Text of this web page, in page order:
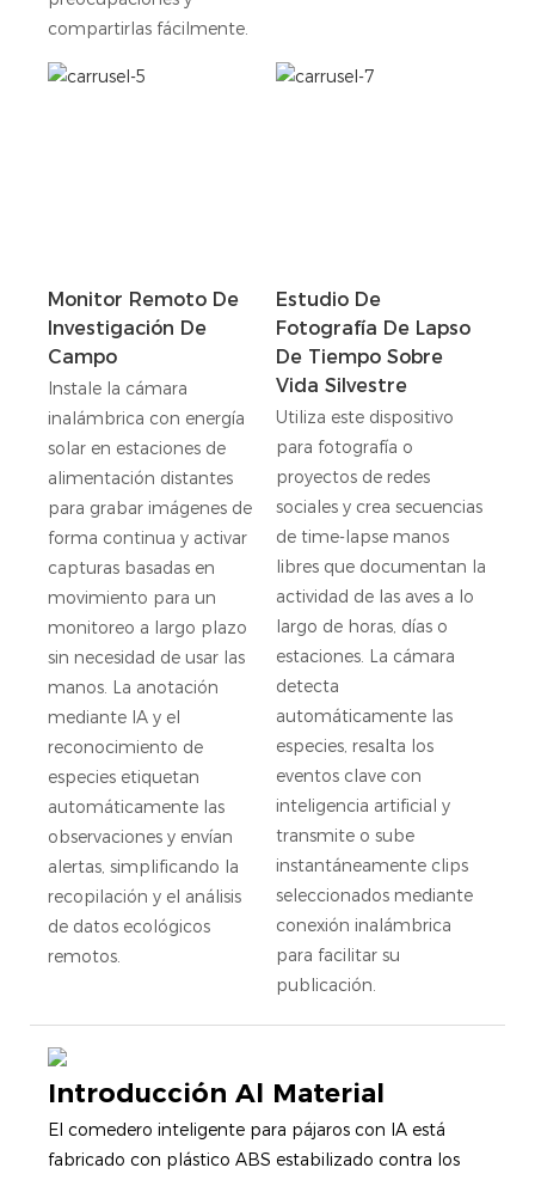
compartirlas fácilmente.
Monitor Remoto De
Investigación De
Campo
Instale la cámara
inalámbrica con energía
solar en estaciones de
alimentación distantes
para grabar imágenes de
forma continua y activar
capturas basadas en
movimiento para un
monitoreo a largo plazo
sin necesidad de usar las
manos. La anotación
mediante IA y el
reconocimiento de
especies etiquetan
automáticamente las
observaciones y envían
alertas, simplificando la
recopilación y el análisis
de datos ecológicos
remotos.
Estudio De
Fotografía De Lapso
De Tiempo Sobre
Vida Silvestre
Utiliza este dispositivo
para fotografía o
proyectos de redes
sociales y crea secuencias
de time-lapse manos
libres que documentan la
actividad de las aves a lo
largo de horas, días o
estaciones. La cámara
detecta
automáticamente las
especies, resalta los
eventos clave con
inteligencia artificial y
transmite o sube
instantáneamente clips
seleccionados mediante
conexión inalámbrica
para facilitar su
publicación.
Introducción Al Material
El comedero inteligente para pájaros con IA está
fabricado con plástico ABS estabilizado contra los